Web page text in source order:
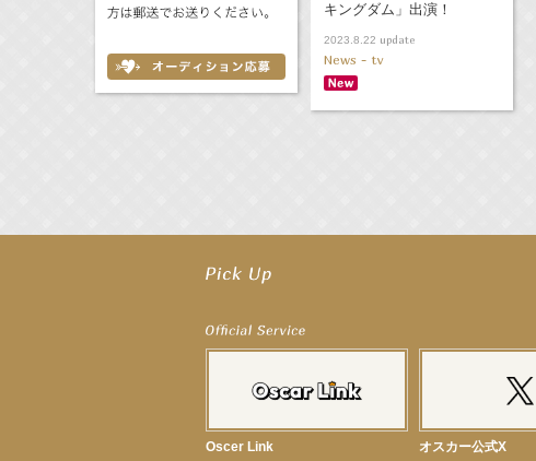
キングダム」出演！
2023.8.22 update
News - tv
【笛木優子】8月13日（木）ドラマ『大空港〜GATE24〜』ゲスト出演決定！
【前川泰之】舞台「グレンギャリー・グレンロス」公演詳細解禁！
【elfin’】7thシングル『全世界』がFMたいはくでO.A.決定♪
【elfin’】7thシングル『全世界』がFM-UUでO.A.決定♪
【elfin’】7thシングル『全世界』がFM TANABEでO.A.決定♪
【昆虫ハンター牧田習】8月13日（木）プライムツリー赤池「ふれあい昆虫フェスティバ
【井頭愛海】『小さなお葬式』TV-CM出演！
Oscer Link オスカー公式X